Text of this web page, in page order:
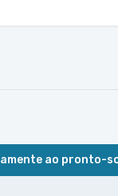
ao pronto-